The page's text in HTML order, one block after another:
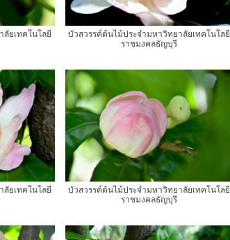
ยเทคโนโลยี
บัวสวรรค์ต้นไม้ประจำมหาวิทยาลัยเทคโนโลยี
ราชมงคลธัญบุรี
ยเทคโนโลยี
บัวสวรรค์ต้นไม้ประจำมหาวิทยาลัยเทคโนโลยี
ราชมงคลธัญบุรี